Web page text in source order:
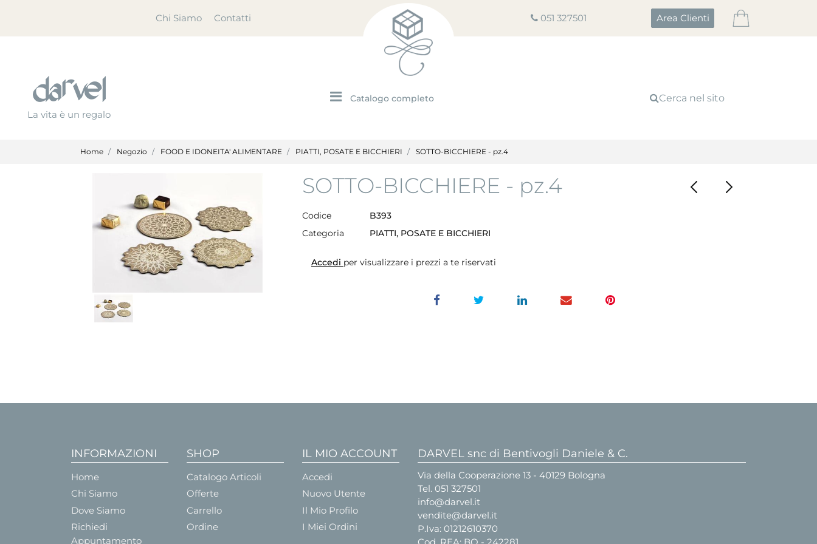
Chi Siamo Contatti 051 327501 Area Clienti
La vita è un regalo
Open menu Cerca nel sito
Home Negozio FOOD E IDONEITA' ALIMENTARE PIATTI, POSATE E BICCHIERI SOTTO-BICCHIERE - pz.4
SOTTO-BICCHIERE - pz.4
Codice
B393
Categoria
PIATTI, POSATE E BICCHIERI
Accedi per visualizzare i prezzi a te riservati
INFORMAZIONI
Home
Chi Siamo
Dove Siamo
Richiedi
Appuntamento
SHOP
Catalogo Articoli
Offerte
Carrello
Ordine
IL MIO ACCOUNT
Accedi
Nuovo Utente
Il Mio Profilo
I Miei Ordini
DARVEL snc di Bentivogli Daniele & C.
Via della Cooperazione 13 - 40129 Bologna
Tel. 051 327501
info@darvel.it
vendite@darvel.it
P.Iva: 01212610370
Cod. REA: BO - 242281